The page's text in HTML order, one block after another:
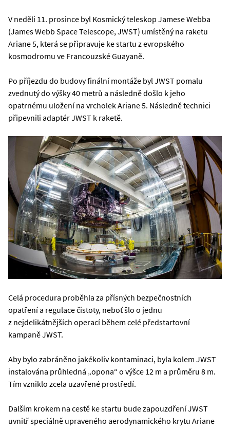
V neděli 11. prosince byl Kosmický teleskop Jamese Webba
(James Webb Space Telescope, JWST) umístěný na raketu
Ariane 5, která se připravuje ke startu z evropského
kosmodromu ve Francouzské Guayaně.
Po příjezdu do budovy finální montáže byl JWST pomalu
zvednutý do výšky 40 metrů a následně došlo k jeho
opatrnému uložení na vrcholek Ariane 5. Následně technici
připevnili adaptér JWST k raketě.
Celá procedura proběhla za přísných bezpečnostních
opatření a regulace čistoty, neboť šlo o jednu
z nejdelikátnějších operací během celé předstartovní
kampaně JWST.
Aby bylo zabráněno jakékoliv kontaminaci, byla kolem JWST
instalována průhledná „opona“ o výšce 12 m a průměru 8 m.
Tím vzniklo zcela uzavřené prostředí.
Dalším krokem na cestě ke startu bude zapouzdření JWST
uvnitř speciálně upraveného aerodynamického krytu Ariane